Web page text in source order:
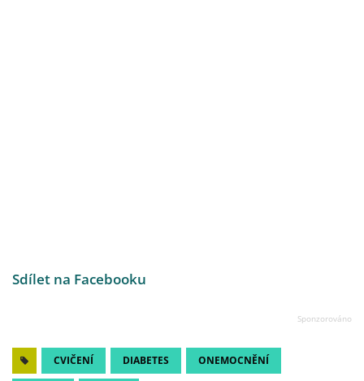
Sdílet na Facebooku
CVIČENÍ DIABETES ONEMOCNĚNÍ